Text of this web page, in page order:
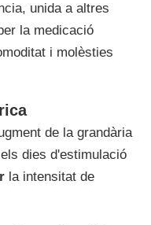
unida a altres
la medicació
i molèsties
de la grandària
dies d'estimulació
la intensitat de